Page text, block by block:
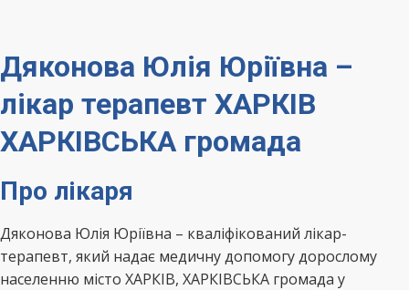
Дяконова Юлія Юріївна –
лікар терапевт ХАРКІВ
ХАРКІВСЬКА громада
Про лікаря
Дяконова Юлія Юріївна – кваліфікований лікар-
терапевт, який надає медичну допомогу дорослому
населенню місто ХАРКІВ, ХАРКІВСЬКА громада у